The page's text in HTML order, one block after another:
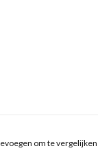
om te vergelijken